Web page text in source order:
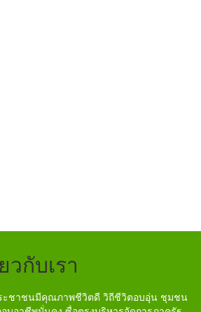
วกับเรา
ะชาชนมีคุณภาพชีวิตดี วิถีชีวิตอบอุ่น ชุมชน